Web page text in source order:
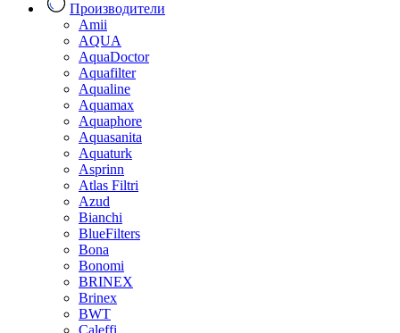
Производители
Amii
AQUA
AquaDoctor
Aquafilter
Aqualine
Aquamax
Aquaphore
Aquasanita
Aquaturk
Asprinn
Atlas Filtri
Azud
Bianchi
BlueFilters
Bona
Bonomi
BRINEX
Brinex
BWT
Caleffi